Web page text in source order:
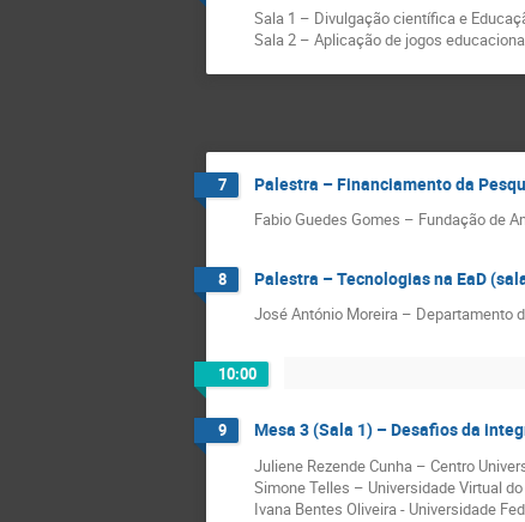
Sala 1 – Divulgação científica e
Sala 2 – Aplicação de jogos
7 Palestra – Financiamento da
Fabio Guedes Gomes – Fundação de
8 Palestra – Tecnologias na EaD
José António Moreira – Departamento
10:00
9 Mesa 3 (Sala 1) – Desafios da
Juliene Rezende Cunha – Centro
Simone Telles – Universidade Virtual
Ivana Bentes Oliveira - Universidade